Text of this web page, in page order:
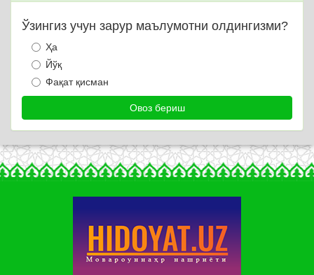
Ўзингиз учун зарур маълумотни олдингизми?
Ҳа
Йўқ
Фақат қисман